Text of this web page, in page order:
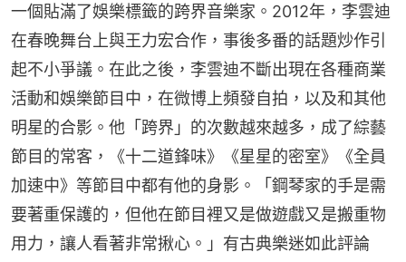
一個貼滿了娛樂標籤的跨界音樂家。2012年，李雲迪
在春晚舞台上與王力宏合作，事後多番的話題炒作引
起不小爭議。在此之後，李雲迪不斷出現在各種商業
活動和娛樂節目中，在微博上頻發自拍，以及和其他
明星的合影。他「跨界」的次數越來越多，成了綜藝
節目的常客，《十二道鋒味》《星星的密室》《全員
加速中》等節目中都有他的身影。「鋼琴家的手是需
要著重保護的，但他在節目裡又是做遊戲又是搬重物
用力，讓人看著非常揪心。」有古典樂迷如此評論